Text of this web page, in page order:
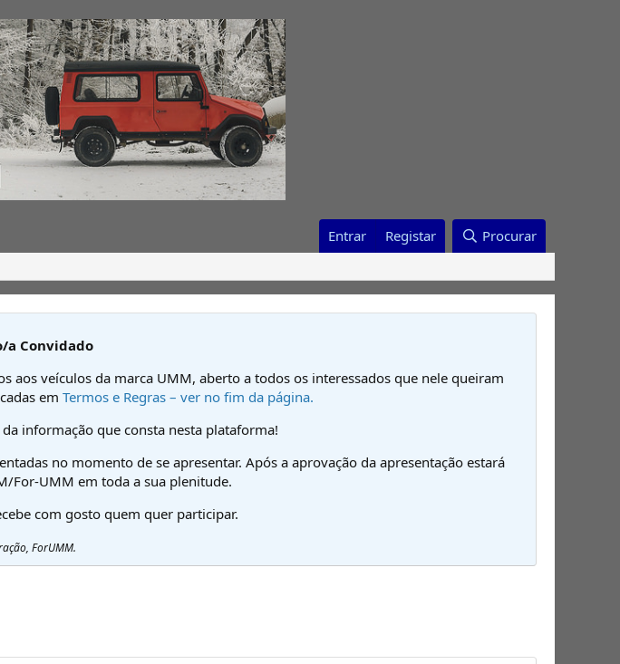
Entrar Registar Procurar
a Convidado
aos veículos da marca UMM, aberto a todos os interessados que nele queiram
em Termos e Regras – ver no fim da página.
informação que consta nesta plataforma!
no momento de se apresentar. Após a aprovação da apresentação estará
For-UMM em toda a sua plenitude.
com gosto quem quer participar.
ForUMM.